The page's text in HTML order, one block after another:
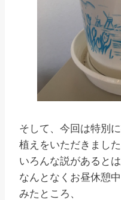
そして、今回は特別
植えをいただきました
いろんな説があるとは
なんとなくお昼休憩
みたところ、